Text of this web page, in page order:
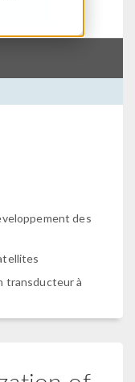
des
transducteur à